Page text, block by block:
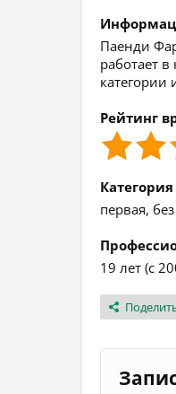
Паенди
работает
категории
Рейтинг
первая,
19 лет (с